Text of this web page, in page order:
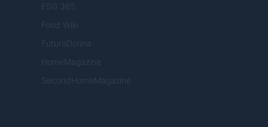
ESG 365
Food Wiki
FuturoDonna
HomeMagazine
SecondHomeMagazine